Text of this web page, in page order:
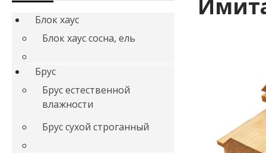
Блок хаус
Блок хаус сосна, ель
Брус
Брус естественной
влажности
Брус сухой строганный